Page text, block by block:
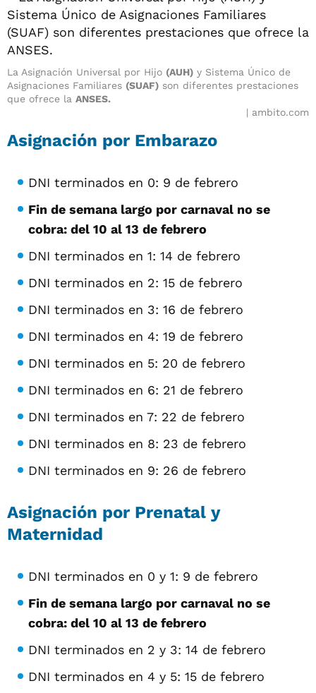
La Asignación Universal por Hijo (AUH) y Sistema Único de
Asignaciones Familiares (SUAF) son diferentes prestaciones
que ofrece la ANSES.
ambito.com
Asignación por Embarazo
DNI terminados en 0: 9 de febrero
Fin de semana largo por carnaval no se
cobra: del 10 al 13 de febrero
DNI terminados en 1: 14 de febrero
DNI terminados en 2: 15 de febrero
DNI terminados en 3: 16 de febrero
DNI terminados en 4: 19 de febrero
DNI terminados en 5: 20 de febrero
DNI terminados en 6: 21 de febrero
DNI terminados en 7: 22 de febrero
DNI terminados en 8: 23 de febrero
DNI terminados en 9: 26 de febrero
Asignación por Prenatal y
Maternidad
DNI terminados en 0 y 1: 9 de febrero
Fin de semana largo por carnaval no se
cobra: del 10 al 13 de febrero
DNI terminados en 2 y 3: 14 de febrero
DNI terminados en 4 y 5: 15 de febrero